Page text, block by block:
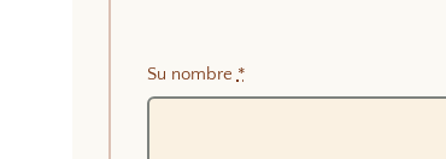
Su nombre *